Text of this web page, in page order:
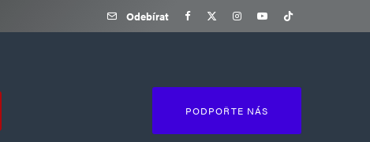
Odebírat
PODPOŘTE NÁS